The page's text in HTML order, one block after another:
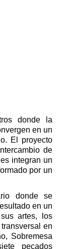
donde la
en un
El proyecto
de
integran un
por un
donde se
en un
artes, los
en
Sobremesa
pecados